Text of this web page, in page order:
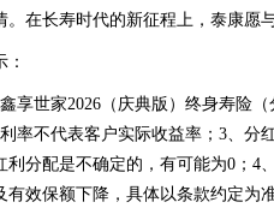
。在长寿时代的新征程上，泰康愿
：
享世家2026（庆典版）终身寿险
率不代表客户实际收益率；3、分
利分配是不确定的，有可能为0；4
有效保额下降，具体以条款约定为